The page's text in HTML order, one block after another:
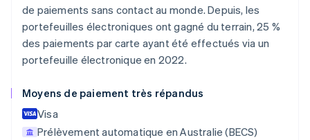
de paiements sans contact au monde. Depuis, les
portefeuilles électroniques ont gagné du terrain, 25 %
des paiements par carte ayant été effectués via un
portefeuille électronique en 2022.
Moyens de paiement très répandus
Visa
Prélèvement automatique en Australie (BECS)
Autriche
Deutsch English
Belgique
NederlandsFrançaisDeutschEnglish
Brésil
Bulgarie
English
Canada
English Français